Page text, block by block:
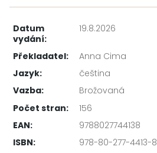
Datum
vydání:
19.8.2026
Překladatel:
Anna Cima
Jazyk:
čeština
Vazba:
Brožovaná
Počet stran:
156
EAN:
9788027744138
ISBN:
978-80-277-4413-8